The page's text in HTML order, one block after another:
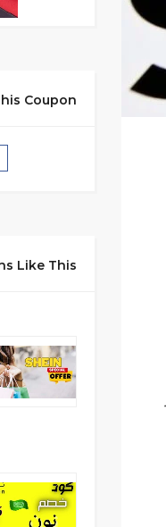
Coupon
Like This